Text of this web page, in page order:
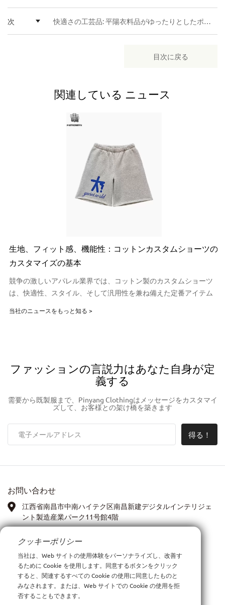
次 快適さの工芸品: 平陽衣料品がゆったりとしたポケットのパーカーでフィット感、生地、機能のバランスをとる方法
目次に戻る
関連している ニュース
生地、フィット感、機能性：コットンカスタムショーツの
カスタマイズの基本
競争の激しいアパレル業界では、コットン製のカスタムショーツ
は、快適性、スタイル、そして汎用性を兼ね備えた定番アイテム
な用途でも、コットンショーツをカスタマイズすることで、お客
当社のニュースをもっと知る >
ファッションの言説力はあなた自身が定
義する
需要から既製服まで、Pinyang Clothingはメッセージをカスタマイ
ズして、お客様との架け橋を築きます
得る！
お問い合わせ
江西省南昌市中南ハイテク区南昌新建デジタルインテリジェ
ント製造産業パーク11号館4階
ワッツアップ: 13767972399
PIC: アンナ・シア
Eメール:xiay0707i@outlook.com
クッキーポリシー
当社は、Web サイトの使用体験をパーソナライズし、改善す
るために Cookie を使用します。同意するボタンをクリック
すると、関連するすべての Cookie の使用に同意したものと
みなされます。または、Web サイトでの Cookie の使用を拒
否することもできます。